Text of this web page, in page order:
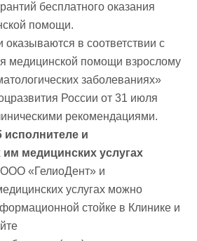
бесплатного оказания
помощи.
оказываются в соответствии с
медицинской помощи взрослому
заболеваниях»
России от 31 июля
рекомендациями.
исполнителе и
медицинских услугах
«ГелиоДент» и
услугах можно
стойке в Клинике и